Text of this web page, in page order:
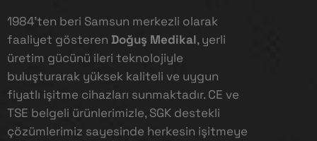
1984’ten beri Samsun merkezli olarak
faaliyet gösteren Doğuş Medikal, yerli
üretim gücünü ileri teknolojiyle
buluşturarak yüksek kaliteli ve uygun
fiyatlı işitme cihazları sunmaktadır. CE ve
TSE belgeli ürünlerimizle, SGK destekli
çözümlerimiz sayesinde herkesin işitmeye